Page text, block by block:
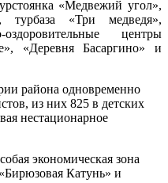
«Медвежий угол»,
турбаза «Три медведя»,
центры
«Деревня Басаргино» и
района одновременно
из них 825 в детских
нестационарное
экономическая зона
Катунь» и